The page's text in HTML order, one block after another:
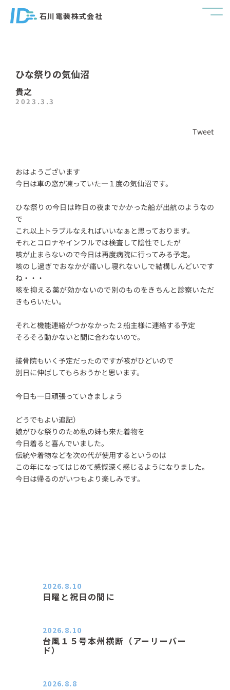
石川電装株式会社
ひな祭りの気仙沼
貴之
2023.3.3
Tweet
おはようございます
今日は車の窓が凍っていた―１度の気仙沼です。
ひな祭りの今日は昨日の夜までかかった船が出航のようなの
で
これ以上トラブルなえればいいなぁと思っております。
それとコロナやインフルでは検査して陰性でしたが
咳が止まらないので今日は再度病院に行ってみる予定。
咳のし過ぎでおなかが痛いし寝れないしで結構しんどいです
ね・・・
咳を抑える薬が効かないので別のものをきちんと診察いただ
きもらいたい。
それと機能連絡がつかなかった２船主様に連絡する予定
そろそろ動かないと間に合わないので。
接骨院もいく予定だったのですが咳がひどいので
別日に伸ばしてもらおうかと思います。
今日も一日頑張っていきましょう
どうでもよい追記）
娘がひな祭りのため私の妹も来た着物を
今日着ると喜んでいました。
伝統や着物などを次の代が使用するというのは
この年になってはじめて感慨深く感じるようになりました。
今日は帰るのがいつもより楽しみです。
日曜と祝日の間に
2026.8.10
台風１５号本州横断（アーリーバー
ド）
2026.8.10
2026.8.8